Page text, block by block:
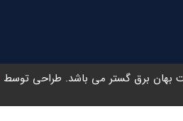
بهان برق گستر می باشد. طراحی توسط